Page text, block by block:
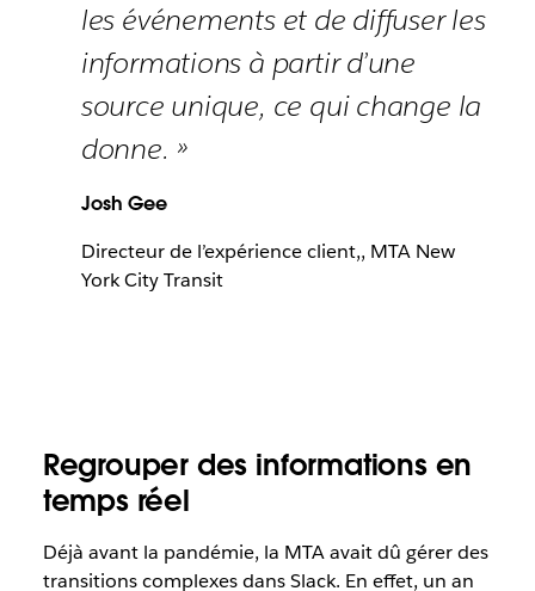
les événements et de diffuser les
informations à partir d’une
source unique, ce qui change la
donne. »
Josh Gee
Directeur de l’expérience client,, MTA New
York City Transit
Regrouper des informations en
temps réel
Déjà avant la pandémie, la MTA avait dû gérer des
transitions complexes dans Slack. En effet, un an